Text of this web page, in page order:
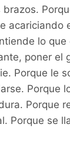
brazos.
acariciando
lo que
poner el
Porque le
Porque
Porque
Porque se